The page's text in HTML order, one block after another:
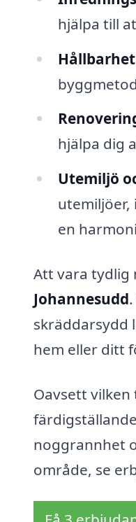
hjälpa till
hjälpa dig
Utemiljö
en
Att vara tydlig
Johannesudd
skräddarsydd
hem eller ditt
Oavsett
noggrannhet
område, se